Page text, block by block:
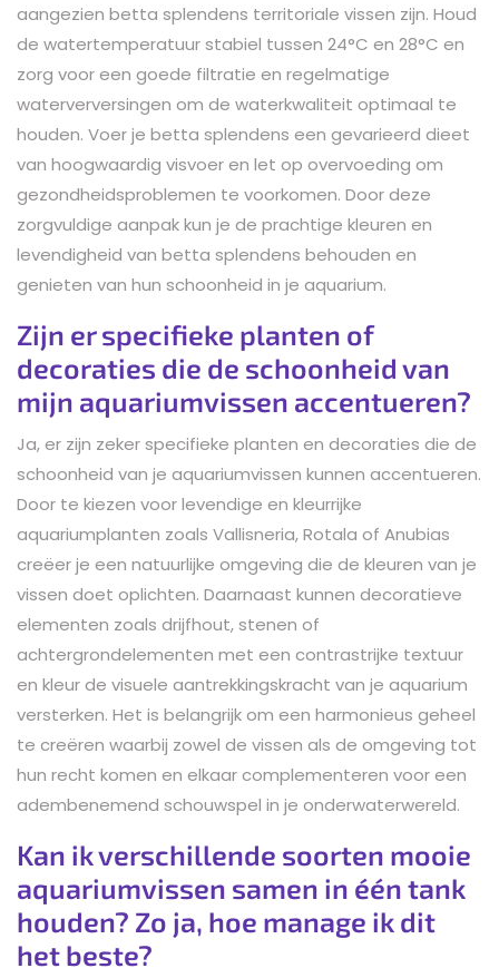
aangezien betta splendens territoriale vissen zijn. Houd
de watertemperatuur stabiel tussen 24°C en 28°C en
zorg voor een goede filtratie en regelmatige
waterverversingen om de waterkwaliteit optimaal te
houden. Voer je betta splendens een gevarieerd dieet
van hoogwaardig visvoer en let op overvoeding om
gezondheidsproblemen te voorkomen. Door deze
zorgvuldige aanpak kun je de prachtige kleuren en
levendigheid van betta splendens behouden en
genieten van hun schoonheid in je aquarium.
Zijn er specifieke planten of
decoraties die de schoonheid van
mijn aquariumvissen accentueren?
Ja, er zijn zeker specifieke planten en decoraties die de
schoonheid van je aquariumvissen kunnen accentueren.
Door te kiezen voor levendige en kleurrijke
aquariumplanten zoals Vallisneria, Rotala of Anubias
creëer je een natuurlijke omgeving die de kleuren van je
vissen doet oplichten. Daarnaast kunnen decoratieve
elementen zoals drijfhout, stenen of
achtergrondelementen met een contrastrijke textuur
en kleur de visuele aantrekkingskracht van je aquarium
versterken. Het is belangrijk om een harmonieus geheel
te creëren waarbij zowel de vissen als de omgeving tot
hun recht komen en elkaar complementeren voor een
adembenemend schouwspel in je onderwaterwereld.
Kan ik verschillende soorten mooie
aquariumvissen samen in één tank
houden? Zo ja, hoe manage ik dit
het beste?